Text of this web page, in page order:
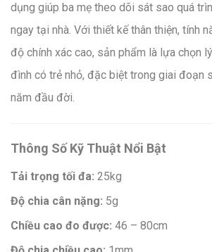
dụng giúp ba mẹ theo dõi sát sao quá
ngay tại nhà. Với thiết kế thân thiện, tính
độ chính xác cao, sản phẩm là lựa chọn
đình có trẻ nhỏ, đặc biệt trong giai đoạn
năm đầu đời.
Thông Số Kỹ Thuật Nổi Bật
Tải trọng tối đa: 25kg
Độ chia cân nặng: 5g
Chiều cao đo được: 46 – 80cm